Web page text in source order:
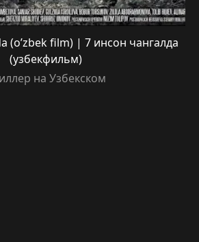
(o’zbek film) | 7 инсон чангалда
(узбекфильм)
на Узбекском